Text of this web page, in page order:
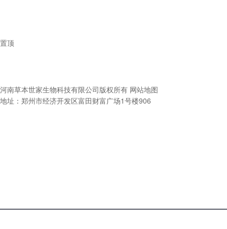
置顶
河南草本世家生物科技有限公司版权所有 网站地图
地址：郑州市经济开发区富田财富广场1号楼906